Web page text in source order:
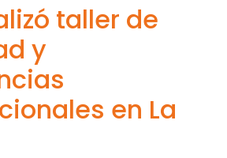
taller de
y
en La